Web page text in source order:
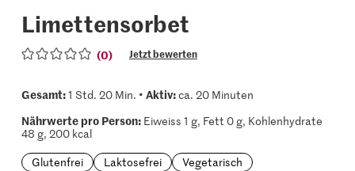
Limettensorbet
(0) Jetzt bewerten
Gesamt:1 Std. 20 Min. • Aktiv:ca. 20 Minuten
Nährwerte pro Person:Eiweiss 1 g, Fett 0 g, Kohlenhydrate
48 g, 200 kcal
Glutenfrei
Laktosefrei Vegetarisch